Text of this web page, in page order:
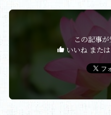
この記事
いいね または